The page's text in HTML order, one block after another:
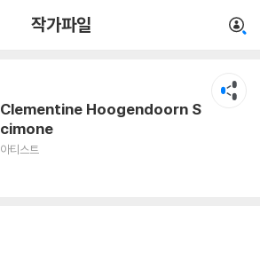
작가파일
Clementine Hoogendoorn S
cimone
아티스트